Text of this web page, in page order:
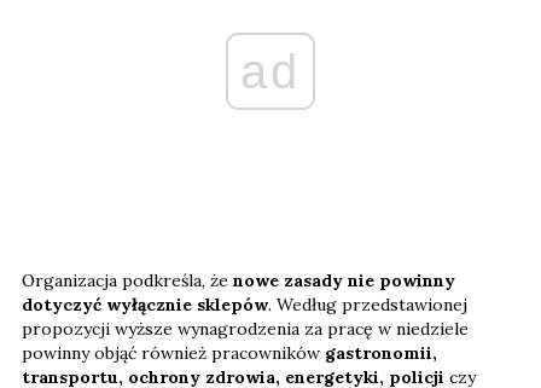
ad
Organizacja podkreśla, że nowe zasady nie powinny
dotyczyć wyłącznie sklepów. Według przedstawionej
propozycji wyższe wynagrodzenia za pracę w niedziele
powinny objąć również pracowników gastronomii,
transportu, ochrony zdrowia, energetyki, policji czy